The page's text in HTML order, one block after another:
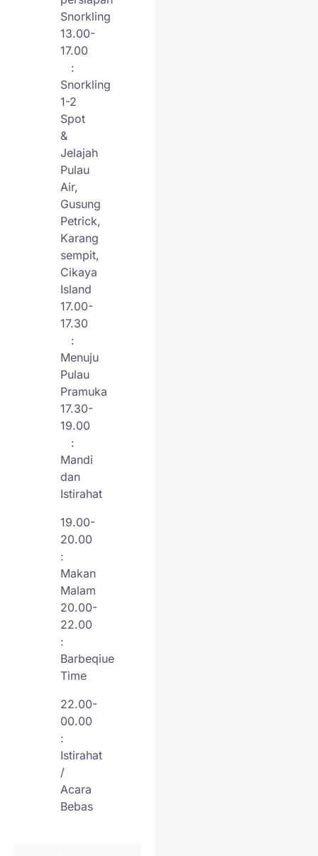
Snorkling
13.00-
17.00
:
Snorkling
1-2
Spot
&
Jelajah
Pulau
Air,
Gusung
Petrick,
Karang
sempit,
Cikaya
Island
17.00-
17.30
:
Menuju
Pulau
Pramuka
17.30-
19.00
:
Mandi
dan
Istirahat
19.00-
20.00
:
Makan
Malam
20.00-
22.00
:
Barbeqiue
Time
22.00-
00.00
:
Istirahat
/
Acara
Bebas